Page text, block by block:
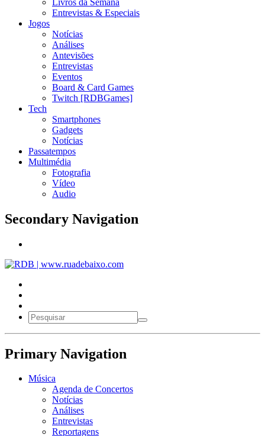
Entrevistas & Especiais
Jogos
Notícias
Análises
Antevisões
Entrevistas
Eventos
Board & Card Games
Twitch [RDBGames]
Tech
Smartphones
Gadgets
Notícias
Passatempos
Multimédia
Fotografia
Vídeo
Audio
Secondary Navigation
Primary Navigation
Música
Agenda de Concertos
Notícias
Análises
Entrevistas
Reportagens